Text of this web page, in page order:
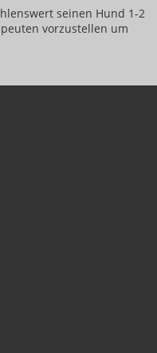
seinen Hund 1-2
vorzustellen um